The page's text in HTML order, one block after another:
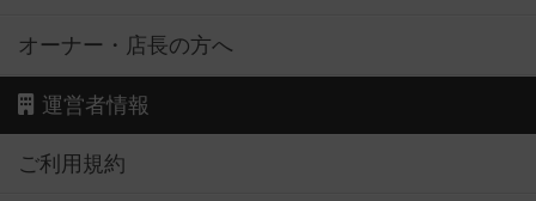
オーナー・店長の方へ
運営者情報
ご利用規約